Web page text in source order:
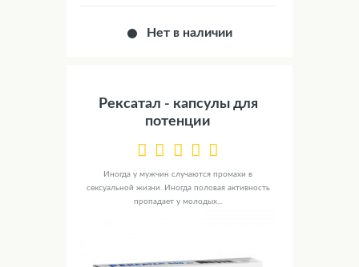
Нет в наличии
Рексатал - капсулы для
потенции
Иногда у мужчин случаются промахи в
сексуальной жизни. Иногда половая активность
пропадает у молодых...